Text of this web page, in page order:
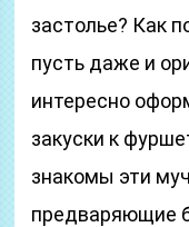
застолье? Как
пусть даже и
интересно
закуски к
знакомы эти
предваряющие